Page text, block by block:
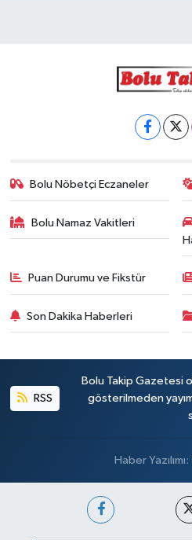
Bolu Nöbetçi Eczaneler
Bolu Namaz Vakitleri
Puan Durumu ve Fikstür
Son Dakika Haberleri
RSS
Bolu Takip Gazetesi
gösterilmeden
Haber Yazılımı: